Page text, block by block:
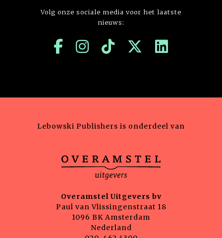
Volg onze sociale media voor het laatste
nieuws:
Lebowski Publishers is onderdeel van
Overamstel Uitgevers bv
Paul van Vlissingenstraat 18
1096 BK Amsterdam
Nederland